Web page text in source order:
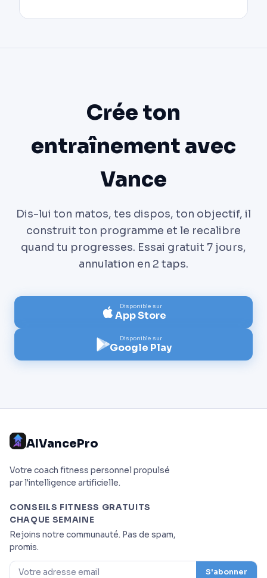
Crée ton
entraînement avec
Vance
Dis-lui ton matos, tes dispos, ton objectif, il
construit ton programme et le recalibre
quand tu progresses. Essai gratuit 7 jours,
annulation en 2 taps.
Disponible sur
App Store
Disponible sur
Google Play
AIVancePro
Votre coach fitness personnel propulsé
par l'intelligence artificielle.
CONSEILS FITNESS GRATUITS
CHAQUE SEMAINE
Rejoins notre communauté. Pas de spam,
promis.
S'abonner